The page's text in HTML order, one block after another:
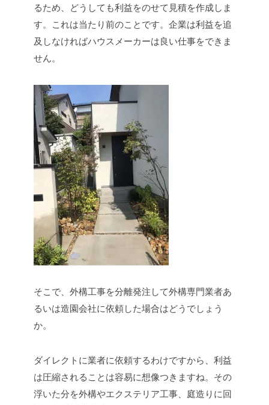
るため、どうしても利益をのせて見積を作成しま
す。これは当たり前のことです。企業は利益を追
及しなければハウスメーカーは良い仕事をできま
せん。
そこで、外構工事を分離発注して外構専門業者あ
るいは造園会社に依頼した場合はどうでしょう
か。
ダイレクトに業者に依頼するわけですから、利益
は圧縮されることは容易に想像つきますね。その
浮いた分を外構やエクステリア工事、庭造りに回